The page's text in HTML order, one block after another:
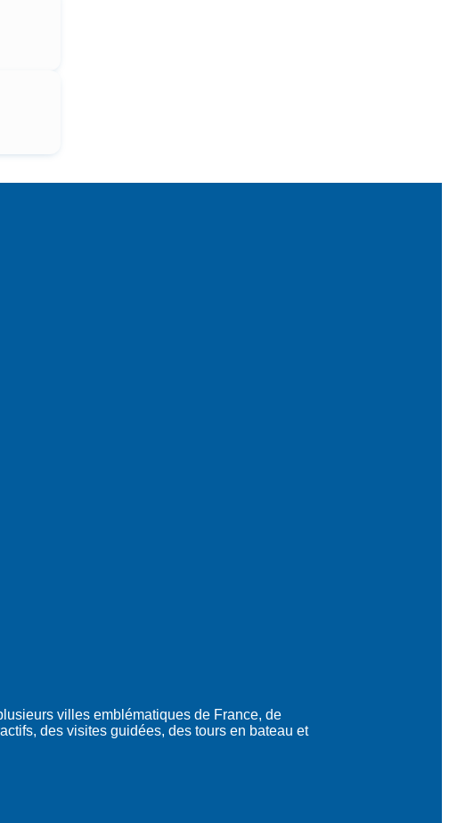
villes emblématiques de France, de
des visites guidées, des tours en bateau et